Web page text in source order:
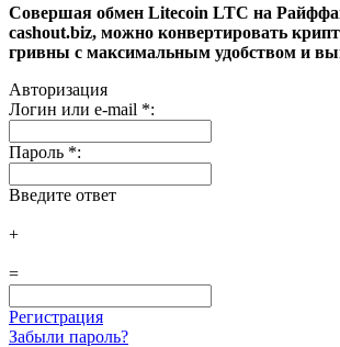
Совершая обмен Litecoin LTC на
cashout.biz, можно конвертировать
гривны с максимальным удобством и
Авторизация
Логин или e-mail *:
Пароль *:
Введите ответ
+
=
Регистрация
Забыли пароль?